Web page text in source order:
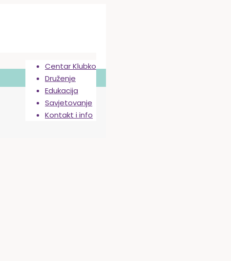
Centar Klubko
Druženje
Edukacija
Savjetovanje
Kontakt i info